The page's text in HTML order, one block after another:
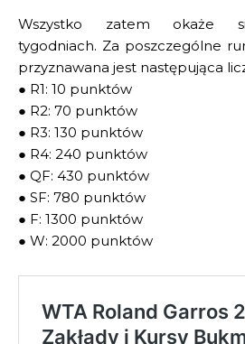
Wszystko zatem okaże
tygodniach. Za poszczególne
przyznawana jest następująca
● R1: 10 punktów
● R2: 70 punktów
● R3: 130 punktów
● R4: 240 punktów
● QF: 430 punktów
● SF: 780 punktów
● F: 1300 punktów
● W: 2000 punktów